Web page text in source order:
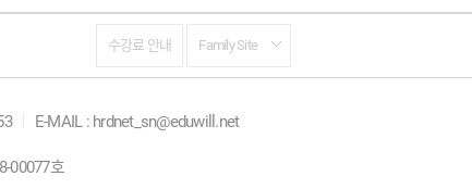
수강료 안내 Family Site
E-MAIL : hrdnet_sn@eduwill.net
00077호